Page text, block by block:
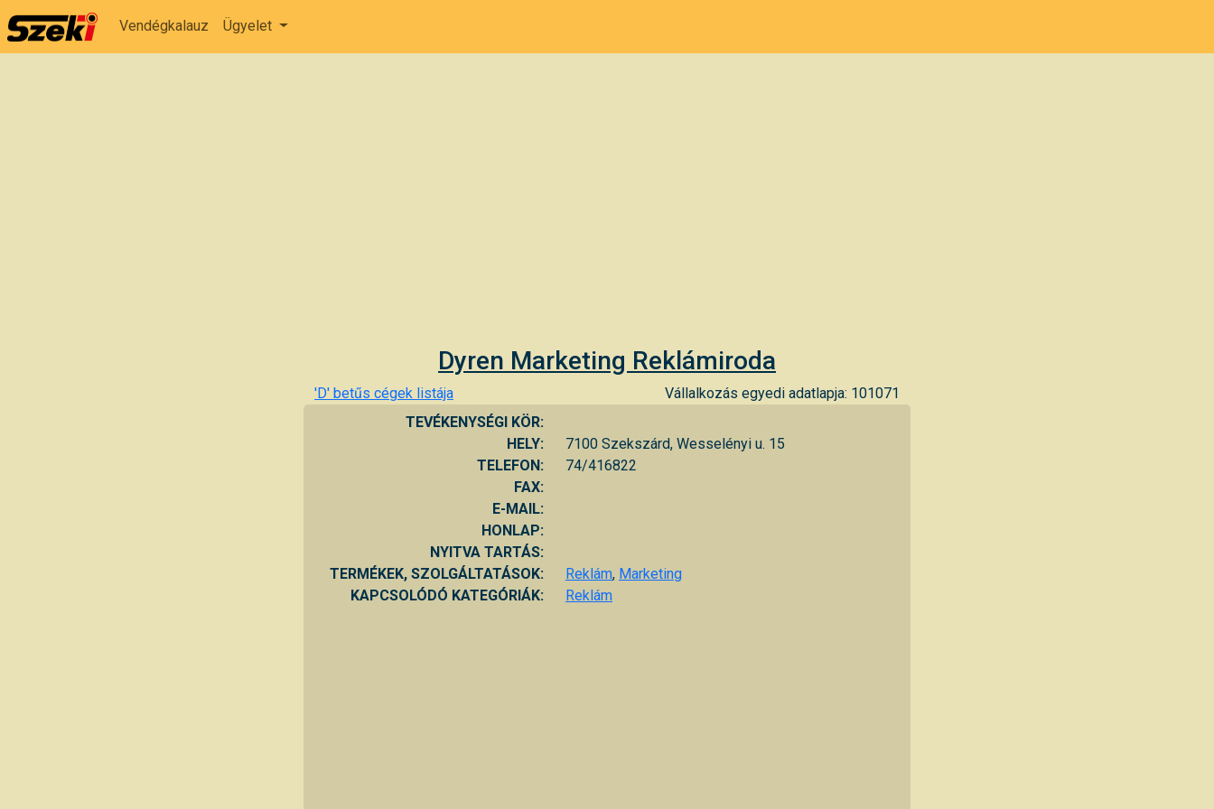
Vendégkalauz Ügyelet
Dyren Marketing Reklámiroda
'D' betűs cégek listája
Vállalkozás egyedi adatlapja: 101071
TEVÉKENYSÉGI KÖR:
HELY:
7100 Szekszárd, Wesselényi u. 15
TELEFON:
74/416822
FAX:
E-MAIL:
HONLAP:
NYITVA TARTÁS:
TERMÉKEK, SZOLGÁLTATÁSOK:
Reklám, Marketing
KAPCSOLÓDÓ KATEGÓRIÁK:
Reklám